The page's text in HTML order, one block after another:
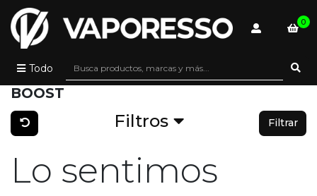
Todo
0
BOOST
Filtros Filtrar
Lo sentimos